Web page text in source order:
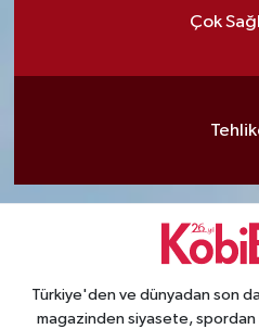
Çok
Türkiye'den ve dünyadan son
magazinden siyasete,